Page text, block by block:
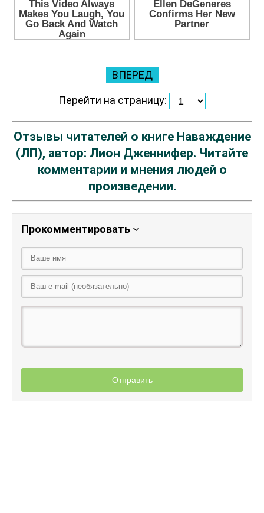
ВПЕРЕД
Перейти на страницу:
Отзывы читателей о книге Наваждение
(ЛП), автор: Лион Дженнифер. Читайте
комментарии и мнения людей о
произведении.
Прокомментировать
Отправить